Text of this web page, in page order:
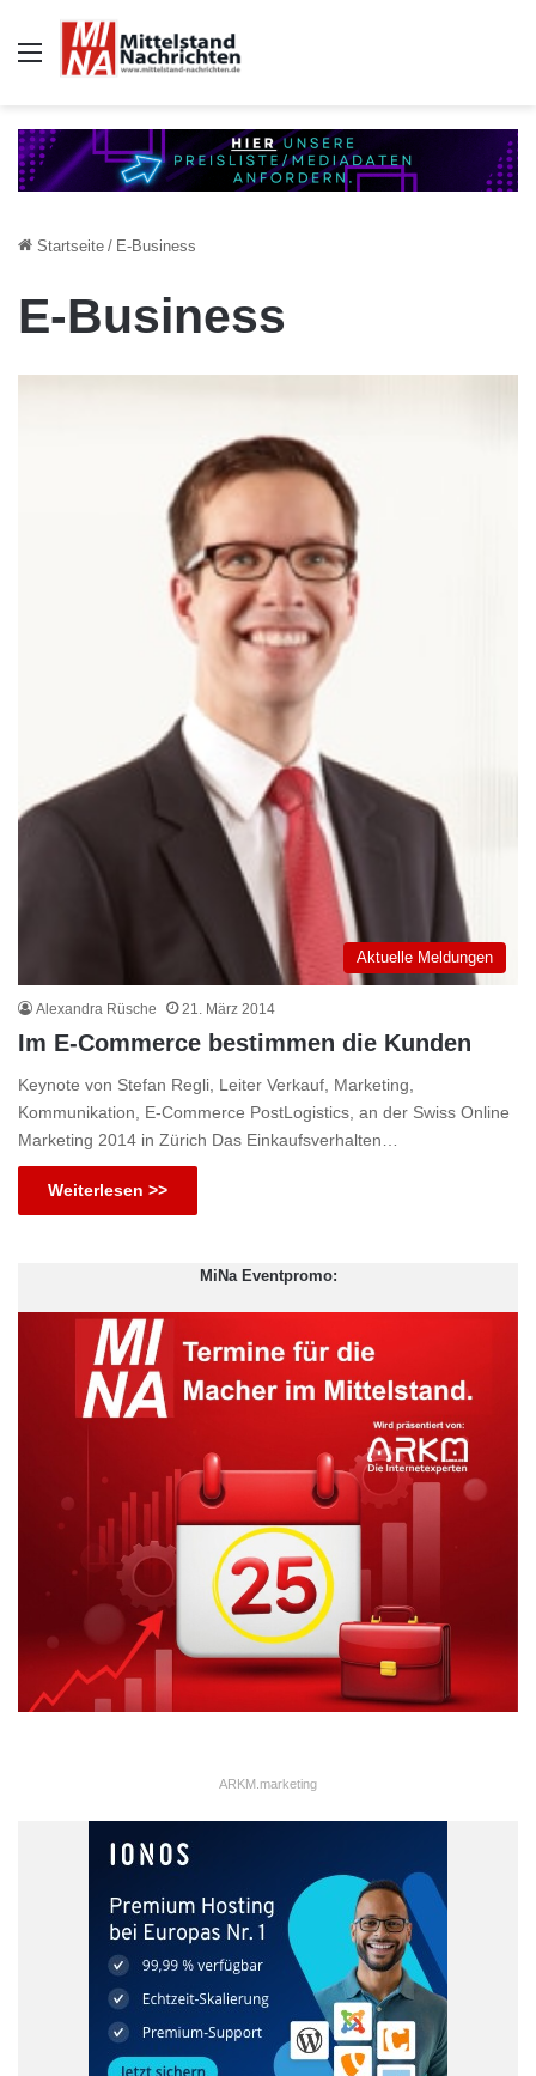
Auswahl
Startseite / E-Business
E-Business
Aktuelle Meldungen
Alexandra Rüsche 21. März 2014
Im E-Commerce bestimmen die Kunden
Keynote von Stefan Regli, Leiter Verkauf, Marketing,
Kommunikation, E-Commerce PostLogistics, an der Swiss Online
Marketing 2014 in Zürich Das Einkaufsverhalten…
Weiterlesen >>
MiNa Eventpromo:
ARKM.marketing